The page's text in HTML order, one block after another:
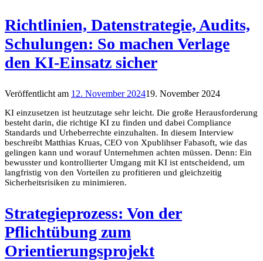
Richtlinien, Datenstrategie, Audits,
Schulungen: So machen Verlage
den KI-Einsatz sicher
Veröffentlicht am 12. November 202419. November 2024
KI einzusetzen ist heutzutage sehr leicht. Die große Herausforderung
besteht darin, die richtige KI zu finden und dabei Compliance
Standards und Urheberrechte einzuhalten. In diesem Interview
beschreibt Matthias Kruas, CEO von Xpublihser Fabasoft, wie das
gelingen kann und worauf Unternehmen achten müssen. Denn: Ein
bewusster und kontrollierter Umgang mit KI ist entscheidend, um
langfristig von den Vorteilen zu profitieren und gleichzeitig
Sicherheitsrisiken zu minimieren.
Strategieprozess: Von der
Pflichtübung zum
Orientierungsprojekt